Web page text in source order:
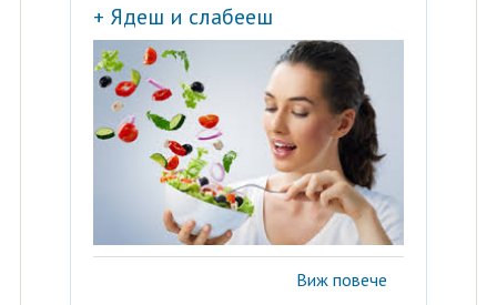
+ Ядеш и слабееш
Виж повече